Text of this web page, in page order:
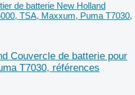
de batterie New Holland
TSA, Maxxum, Puma T7030,
Couvercle de batterie pour
T7030, références